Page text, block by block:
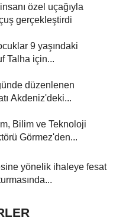
özel uçağıyla
gerçekleştirdi
9 yaşındaki
Talha için...
düzenlenen
Akdeniz'deki...
Bilim ve Teknoloji
Görmez'den...
yönelik ihaleye fesat